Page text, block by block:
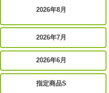
2026年8月
2026年7月
2026年6月
指定商品S